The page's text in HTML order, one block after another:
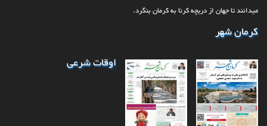
می‎‏دانند تا جهان از دریچه کرنا به کرمان بنگرد.
کرمان شهر
اوقات شرعی